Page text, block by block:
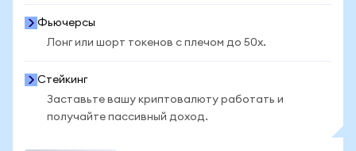
Фьючерсы
Лонг или шорт токенов с плечом до 50x.
Стейкинг
Заставьте вашу криптовалюту работать и
получайте пассивный доход.